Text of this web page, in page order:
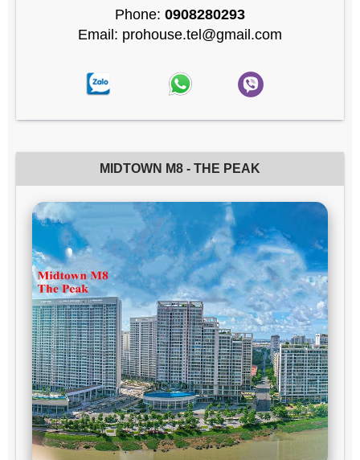
Phone: 0908280293
Email: prohouse.tel@gmail.com
MIDTOWN M8 - THE PEAK